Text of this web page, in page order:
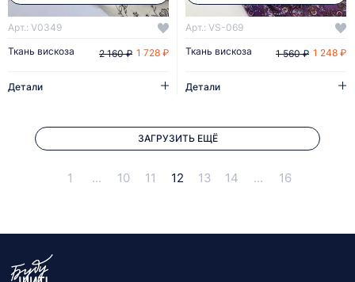
Арт.: V0349
Ткань вискоза
1 728 ₽
2 160 ₽
Детали
Арт.: VS-069
Ткань вискоза
1 248 ₽
1 560 ₽
Детали
ЗАГРУЗИТЬ ЕЩЁ
1 ... 10 11 12 13 14 ... 16